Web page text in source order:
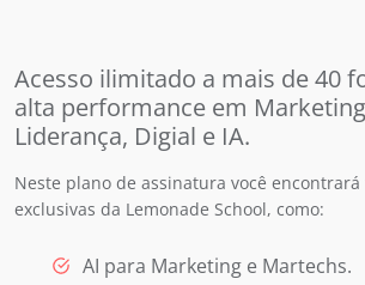
Acesso ilimitado a mais de 40
alta performance em
Liderança, Digial e IA.
Neste plano de assinatura você encontrará
exclusivas da Lemonade School, como:
AI para Marketing e Martechs.